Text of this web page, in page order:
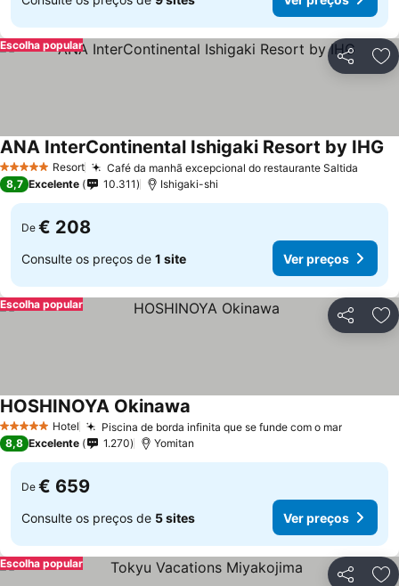
Partilhar
Escolha popular
5 Estrelas Resort Café da manhã excepcional do restaurante Saltida
ANA InterContinental Ishigaki Resort by IHG
8,7 Excelente 10.311 Ishigaki-shi
De € 208
Consulte os preços de 1 site Ver preços
Partilhar
Escolha popular
5 Estrelas Hotel Piscina de borda infinita que se funde com o mar
HOSHINOYA Okinawa
8,8 Excelente 1.270 Yomitan
De € 659
Consulte os preços de 5 sites Ver preços
Partilhar
Escolha popular